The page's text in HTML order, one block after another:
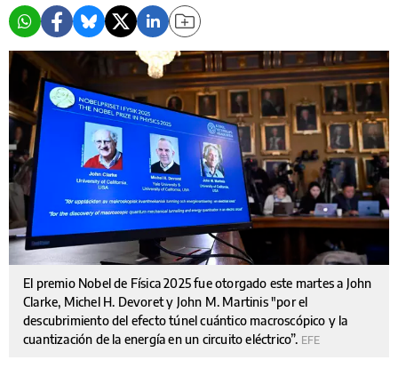
El premio Nobel de Física 2025 fue otorgado este martes a John
Clarke, Michel H. Devoret y John M. Martinis "por el
descubrimiento del efecto túnel cuántico macroscópico y la
cuantización de la energía en un circuito eléctrico”. EFE